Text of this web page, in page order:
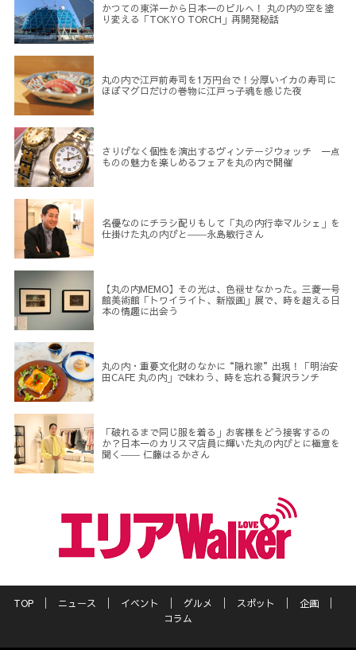
かつての東洋一から日本一のビルへ！ 丸の内の空を塗
り変える「TOKYO TORCH」再開発秘話
丸の内で江戸前寿司を1万円台で！分厚いイカの寿司に
ほぼマグロだけの巻物に江戸っ子魂を感じた夜
さりげなく個性を演出するヴィンテージウォッチ 一点
ものの魅力を楽しめるフェアを丸の内で開催
名優なのにチラシ配りもして「丸の内行幸マルシェ」を
仕掛けた丸の内びと――永島敏行さん
【丸の内MEMO】その光は、色褪せなかった。三菱一号
館美術館「トワイライト、新版画」展で、時を超える日
本の情趣に出会う
丸の内・重要文化財のなかに“隠れ家”出現！「明治安
田CAFE 丸の内」で味わう、時を忘れる贅沢ランチ
「破れるまで同じ服を着る」お客様をどう接客するの
か？日本一のカリスマ店員に輝いた丸の内びとに極意を
聞く―― 仁藤はるかさん
TOP ニュース イベント グルメ スポット
企画
コラム